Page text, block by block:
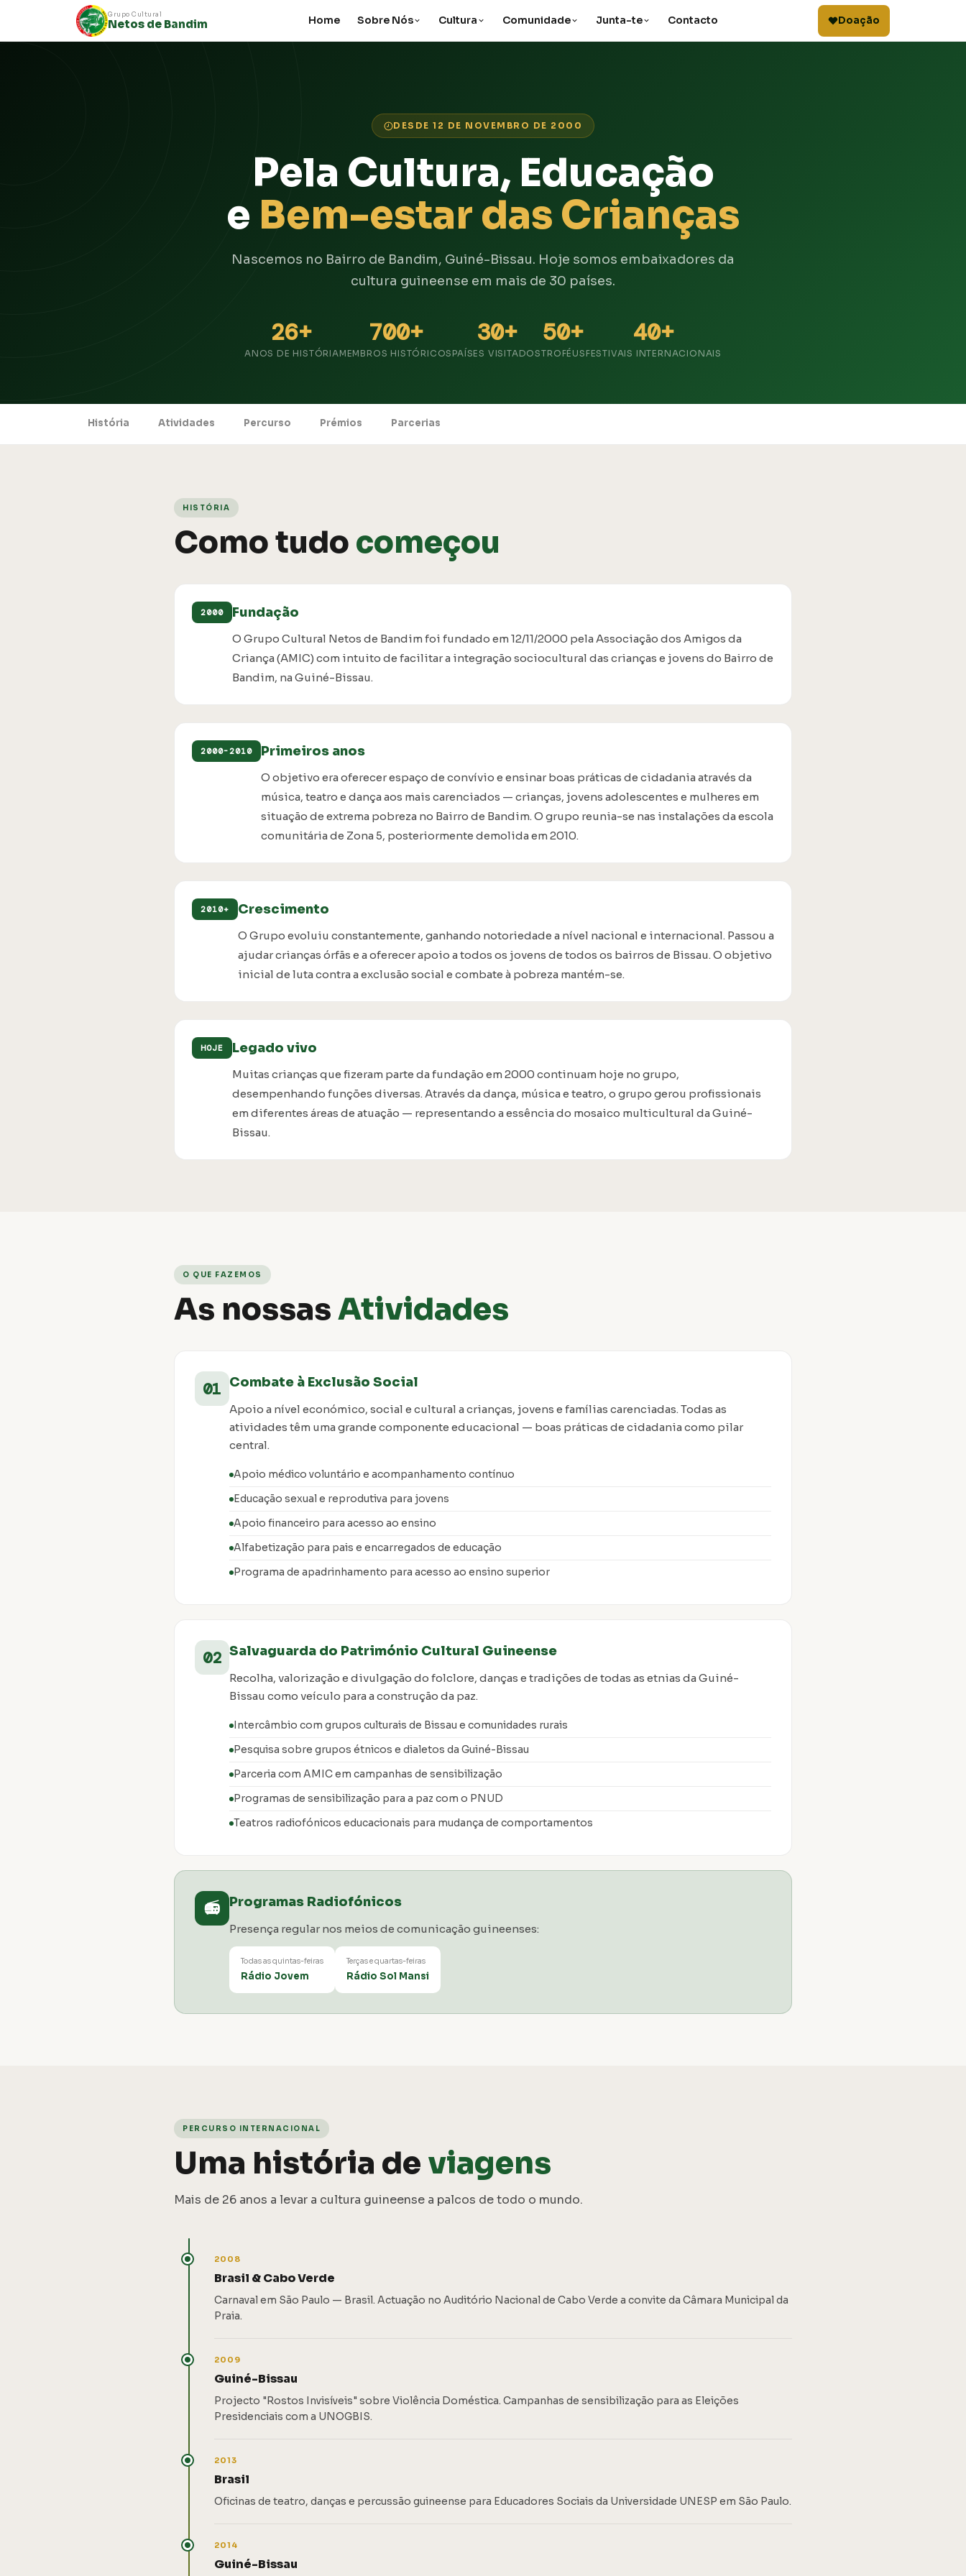
Grupo Cultural
Netos de Bandim Home Sobre Nós Cultura Comunidade Junta-te Contacto Doação
DESDE 12 DE NOVEMBRO DE 2000
Pela Cultura, Educação
e Bem-estar das Crianças
Nascemos no Bairro de Bandim, Guiné-Bissau. Hoje somos embaixadores da
cultura guineense em mais de 30 países.
26+
ANOS DE HISTÓRIA
700+
MEMBROS HISTÓRICOS
30+
PAÍSES VISITADOS
50+
TROFÉUS
40+
FESTIVAIS INTERNACIONAIS
História Atividades Percurso Prémios Parcerias
HISTÓRIA
Como tudo começou
2000 Fundação
O Grupo Cultural Netos de Bandim foi fundado em 12/11/2000 pela Associação dos Amigos da
Criança (AMIC) com intuito de facilitar a integração sociocultural das crianças e jovens do Bairro de
Bandim, na Guiné-Bissau.
2000-2010 Primeiros anos
O objetivo era oferecer espaço de convívio e ensinar boas práticas de cidadania através da
música, teatro e dança aos mais carenciados — crianças, jovens adolescentes e mulheres em
situação de extrema pobreza no Bairro de Bandim. O grupo reunia-se nas instalações da escola
comunitária de Zona 5, posteriormente demolida em 2010.
2010+ Crescimento
O Grupo evoluiu constantemente, ganhando notoriedade a nível nacional e internacional. Passou a
ajudar crianças órfãs e a oferecer apoio a todos os jovens de todos os bairros de Bissau. O objetivo
inicial de luta contra a exclusão social e combate à pobreza mantém-se.
HOJE Legado vivo
Muitas crianças que fizeram parte da fundação em 2000 continuam hoje no grupo,
desempenhando funções diversas. Através da dança, música e teatro, o grupo gerou profissionais
em diferentes áreas de atuação — representando a essência do mosaico multicultural da Guiné-
Bissau.
O QUE FAZEMOS
As nossasAtividades
01 Combate à Exclusão Social
Apoio a nível económico, social e cultural a crianças, jovens e famílias carenciadas. Todas as
atividades têm uma grande componente educacional — boas práticas de cidadania como pilar
central.
Apoio médico voluntário e acompanhamento contínuo
Educação sexual e reprodutiva para jovens
Apoio financeiro para acesso ao ensino
Alfabetização para pais e encarregados de educação
Programa de apadrinhamento para acesso ao ensino superior
02 Salvaguarda do Património Cultural Guineense
Recolha, valorização e divulgação do folclore, danças e tradições de todas as etnias da Guiné-
Bissau como veículo para a construção da paz.
Intercâmbio com grupos culturais de Bissau e comunidades rurais
Pesquisa sobre grupos étnicos e dialetos da Guiné-Bissau
Parceria com AMIC em campanhas de sensibilização
Programas de sensibilização para a paz com o PNUD
Teatros radiofónicos educacionais para mudança de comportamentos
📻 Programas Radiofónicos
Presença regular nos meios de comunicação guineenses:
Todas as quintas-feiras
Rádio Jovem
Terças e quartas-feiras
Rádio Sol Mansi
PERCURSO INTERNACIONAL
Uma história de viagens
Mais de 26 anos a levar a cultura guineense a palcos de todo o mundo.
2008
Brasil & Cabo Verde
Carnaval em São Paulo — Brasil. Actuação no Auditório Nacional de Cabo Verde a convite da Câmara Municipal da
Praia.
2009
Guiné-Bissau
Projecto "Rostos Invisíveis" sobre Violência Doméstica. Campanhas de sensibilização para as Eleições
Presidenciais com a UNOGBIS.
2013
Brasil
Oficinas de teatro, danças e percussão guineense para Educadores Sociais da Universidade UNESP em São Paulo.
2014
Guiné-Bissau